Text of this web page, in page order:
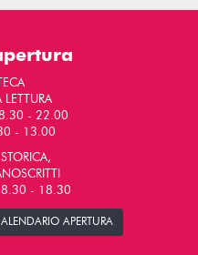
LETTURA
8.30 - 22.00
- 13.00
8.30 - 18.30
APERTURA